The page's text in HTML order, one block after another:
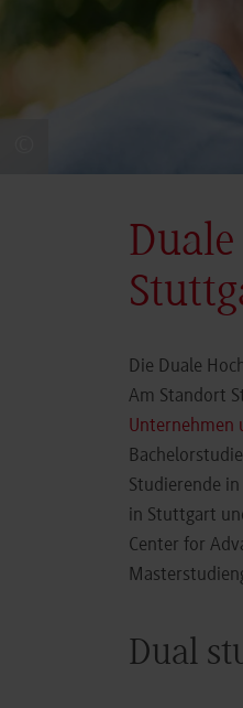
Die Duale
Am Standort
Unternehmen
Studierende
in Stuttgart
Center for
Dual